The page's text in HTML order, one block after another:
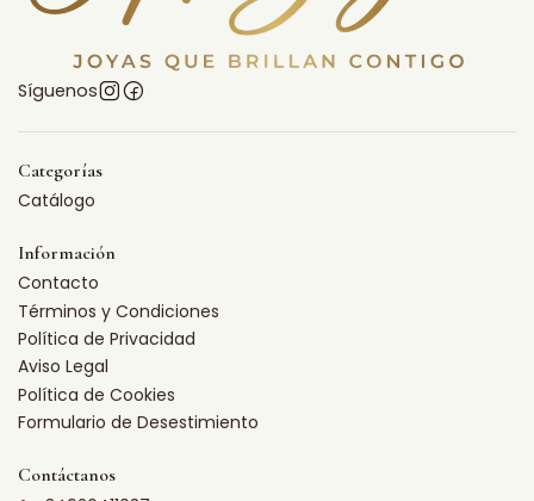
Síguenos
Categorías
Catálogo
Información
Contacto
Términos y Condiciones
Política de Privacidad
Aviso Legal
Política de Cookies
Formulario de Desestimiento
Contáctanos